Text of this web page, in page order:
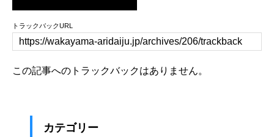
トラックバックURL
この記事へのトラックバックはありません。
カテゴリー